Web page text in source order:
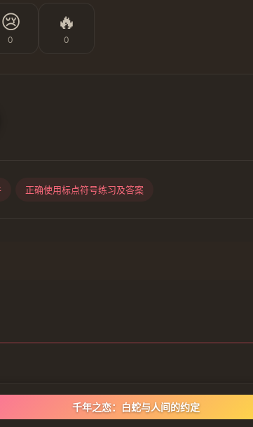
😢
0
🔥
0
正确使用标点符号练习及答案
千年之恋：白蛇与人间的约定